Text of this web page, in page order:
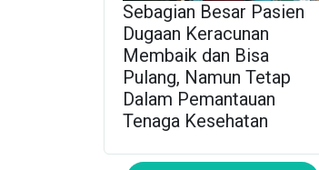
Sebagian Besar Pasien
Dugaan Keracunan
Membaik dan Bisa
Pulang, Namun Tetap
Dalam Pemantauan
Tenaga Kesehatan